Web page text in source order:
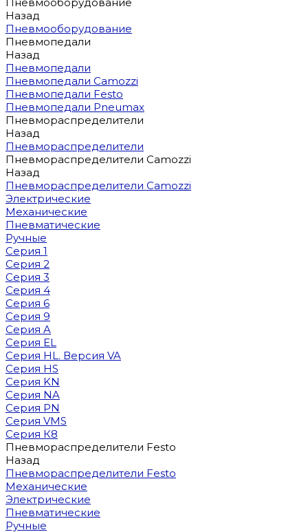
Назад
Пневмооборудование
Пневмопедали
Назад
Пневмопедали
Пневмопедали Camozzi
Пневмопедали Festo
Пневмопедали Pneumax
Пневмораспределители
Назад
Пневмораспределители
Пневмораспределители Camozzi
Назад
Пневмораспределители Camozzi
Электрические
Механические
Пневматические
Ручные
Серия 1
Серия 2
Серия 3
Серия 4
Серия 6
Серия 9
Серия A
Серия EL
Серия HL. Версия VA
Серия HS
Серия KN
Серия NA
Серия PN
Серия VMS
Серия К8
Пневмораспределители Festo
Назад
Пневмораспределители Festo
Механические
Электрические
Пневматические
Ручные